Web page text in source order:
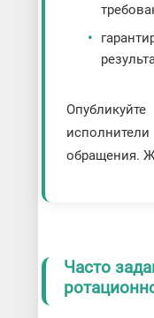
обращения.
Часто